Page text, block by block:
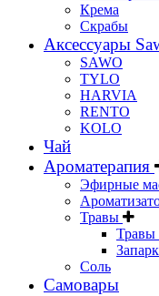
Крема
Скрабы
Аксессуары
SAWO
TYLO
HARVIA
RENTO
KOLO
Чай
Ароматерапия
Эфирные
Травы
Травы
Соль
Самовары